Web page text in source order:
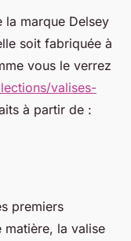
la marque Delsey
soit fabriquée à
vous le verrez
valises-
à partir de :
premiers
matière, la valise